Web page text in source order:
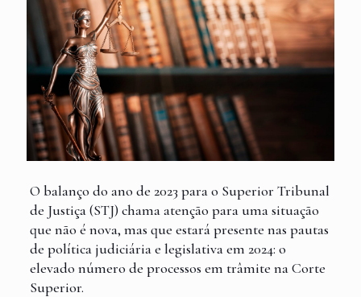
O balanço do ano de 2023 para o Superior Tribunal
de Justiça (STJ) chama atenção para uma situação
que não é nova, mas que estará presente nas pautas
de política judiciária e legislativa em 2024: o
elevado número de processos em trâmite na Corte
Superior.